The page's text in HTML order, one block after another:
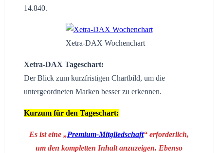
14.840.
Xetra-DAX Wochenchart
Xetra-DAX Tageschart:
Der Blick zum kurzfristigen Chartbild, um die
untergeordneten Marken besser zu erkennen.
Kurzum für den Tageschart:
Es ist eine „Premium-Mitgliedschaft“ erforderlich,
um den kompletten Inhalt anzuzeigen. Ebenso